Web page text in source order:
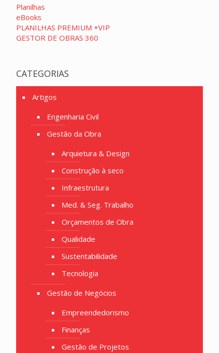
Planilhas
eBooks
PLANILHAS PREMIUM +VIP
GESTOR DE OBRAS 360
CATEGORIAS
Artigos
Engenharia Civil
Gestão da Obra
Arquietura & Design
Construção à seco
Infraestrutura
Med. & Seg. Trabalho
Orçamentos de Obra
Qualidade
Sustentabilidade
Tecnologia
Gestão de Negócios
Empreendedorismo
Finanças
Gestão de Projetos